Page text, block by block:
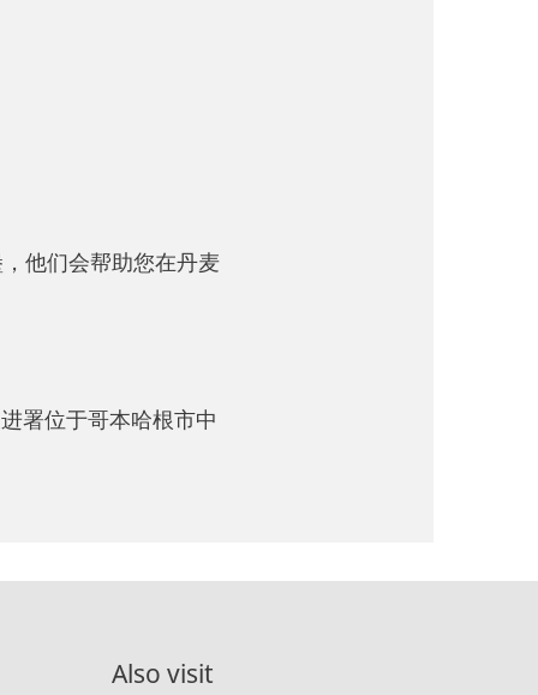
他们会帮助您在丹麦
署位于哥本哈根市中
Also visit